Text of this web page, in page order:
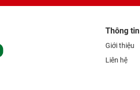
Thông tin
Giới thiệu
Liên hệ